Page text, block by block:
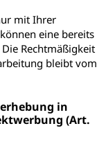
mit Ihrer
eine bereits
Rechtmäßigkeit
bleibt vom
in
(Art.